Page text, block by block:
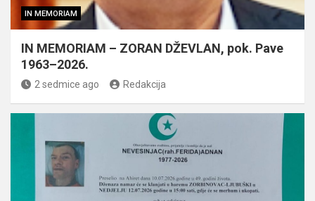
IN MEMORIAM
IN MEMORIAM – ZORAN DŽEVLAN, pok. Pave
1963–2026.
2 sedmice ago Redakcija